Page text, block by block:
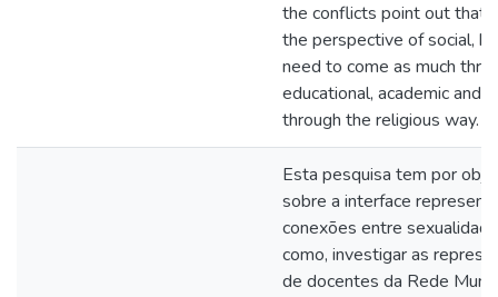
the conflicts point out that
the perspective of social,
need to come as much
educational, academic and
through the religious way.
Esta pesquisa tem por
sobre a interface
conexões entre
como, investigar as
de docentes da Rede